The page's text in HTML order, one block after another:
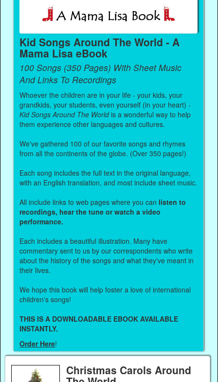
Kid Songs Around The World - A
Mama Lisa eBook
100 Songs (350 Pages) With Sheet Music
And Links To Recordings
Whoever the children are in your life - your kids, your
grandkids, your students, even yourself (in your heart) -
Kid Songs Around The Worldis a wonderful way to help
them experience other languages and cultures.
We've gathered 100 of our favorite songs and rhymes
from all the continents of the globe. (Over 350 pages!)
Each song includes the full text in the original language,
with an English translation, and most include sheet music.
All include links to web pages where you can listen to
recordings, hear the tune or watch a video
performance.
Each includes a beautiful illustration. Many have
commentary sent to us by our correspondents who write
about the history of the songs and what they've meant in
their lives.
We hope this book will help foster a love of international
children's songs!
THIS IS A DOWNLOADABLE EBOOK AVAILABLE
INSTANTLY.
Order Here!
Christmas Carols Around